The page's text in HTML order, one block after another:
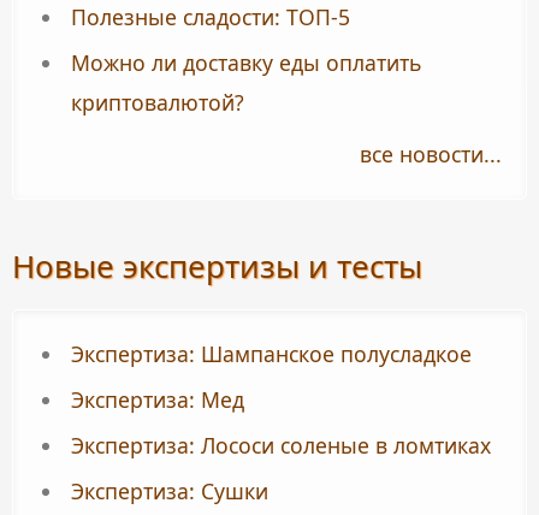
Полезные сладости: ТОП-5
Можно ли доставку еды оплатить
криптовалютой?
все новости...
Новые экспертизы и тесты
Экспертиза: Шампанское полусладкое
Экспертиза: Мед
Экспертиза: Лососи соленые в ломтиках
Экспертиза: Сушки